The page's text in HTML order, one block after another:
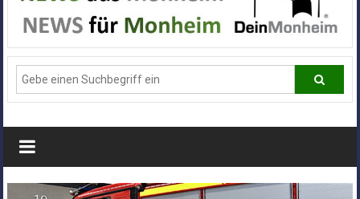
News
aus
Deiner
Stadt
Monheim